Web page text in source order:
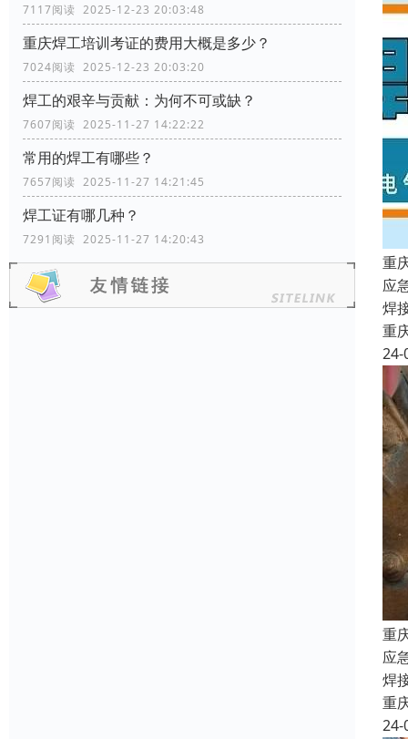
7117阅读 2025-12-23 20:03:48
重庆焊工培训考证的费用大概是多少？
7024阅读 2025-12-23 20:03:20
焊工的艰辛与贡献：为何不可或缺？
7607阅读 2025-11-27 14:22:22
常用的焊工有哪些？
7657阅读 2025-11-27 14:21:45
焊工证有哪几种？
7291阅读 2025-11-27 14:20:43
重
应
焊
重
24-
重
应
焊
重
24-